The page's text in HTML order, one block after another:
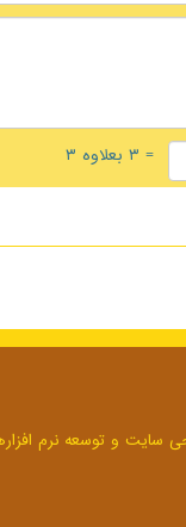
= ۳ بعلاوه ۳